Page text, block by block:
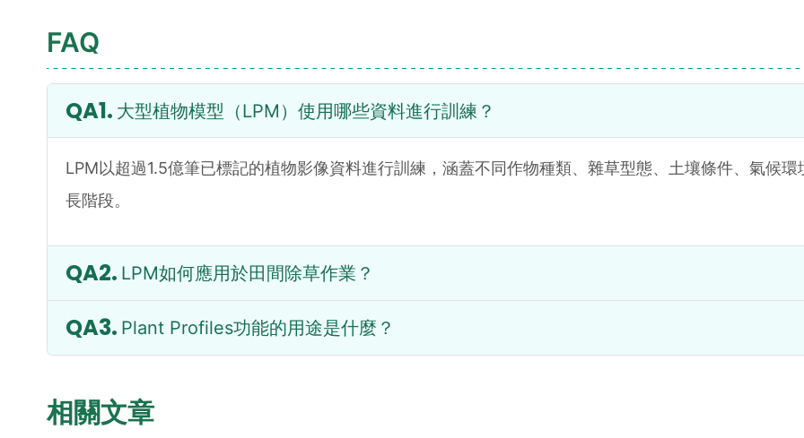
FAQ
大型植物模型（LPM）使用哪些資料進行訓練？
LPM以超過1.5億筆已標記的植物影像資料進行訓練，涵蓋不同作物種類、雜草型態、土壤條件、氣候環
長階段。
LPM如何應用於田間除草作業？
Plant Profiles功能的用途是什麼？
相關文章